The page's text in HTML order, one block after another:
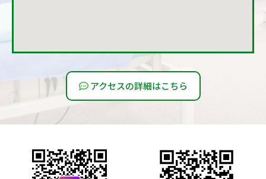
アクセスの詳細はこちら